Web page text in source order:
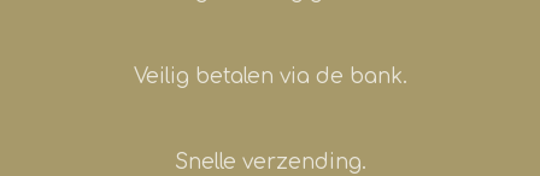
Veilig betalen via de bank.
Snelle verzending.